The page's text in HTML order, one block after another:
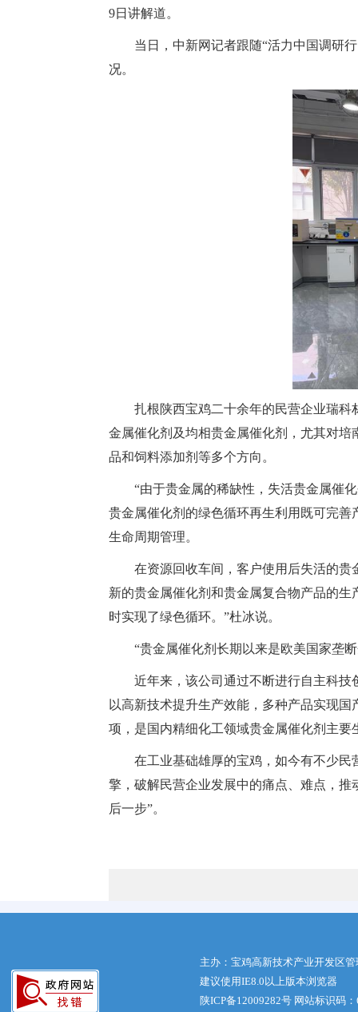
9日讲解道。
当日，中新网记者跟随“活力中国调研
况。
扎根陕西宝鸡二十余年的民营企业瑞
金属催化剂及均相贵金属催化剂，尤其对
品和饲料添加剂等多个方向。
“由于贵金属的稀缺性，失活贵金属催
贵金属催化剂的绿色循环再生利用既可完
生命周期管理。
在资源回收车间，客户使用后失活的
新的贵金属催化剂和贵金属复合物产品的
时实现了绿色循环。”杜冰说。
“贵金属催化剂长期以来是欧美国家垄
近年来，该公司通过不断进行自主科
以高新技术提升生产效能，多种产品实现
项，是国内精细化工领域贵金属催化剂主要
在工业基础雄厚的宝鸡，如今有不少
擎，破解民营企业发展中的痛点、难点，推
后一步”。
主办：宝鸡高新技术产业开发区
建议使用IE8.0以上版本浏览器
陕ICP备12009282号 网站标识码